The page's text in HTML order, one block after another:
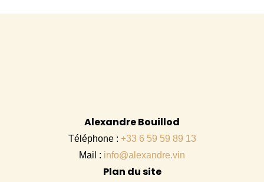
Alexandre Bouillod
Téléphone : +33 6 59 59 89 13
Mail : info@alexandre.vin
Plan du site